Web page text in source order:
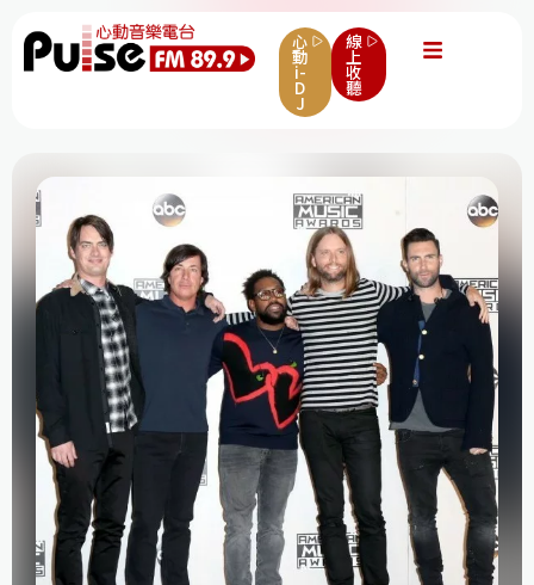
心
動
i-
D
J
線
上
收
聽